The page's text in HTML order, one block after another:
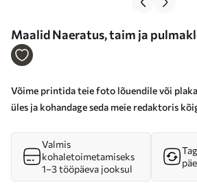
Maalid Naeratus, taim ja
Võime printida teie foto lõuendile või
üles ja kohandage seda meie redaktoris
Valmis
kohaletoimetamiseks
1–3 tööpäeva jooksul